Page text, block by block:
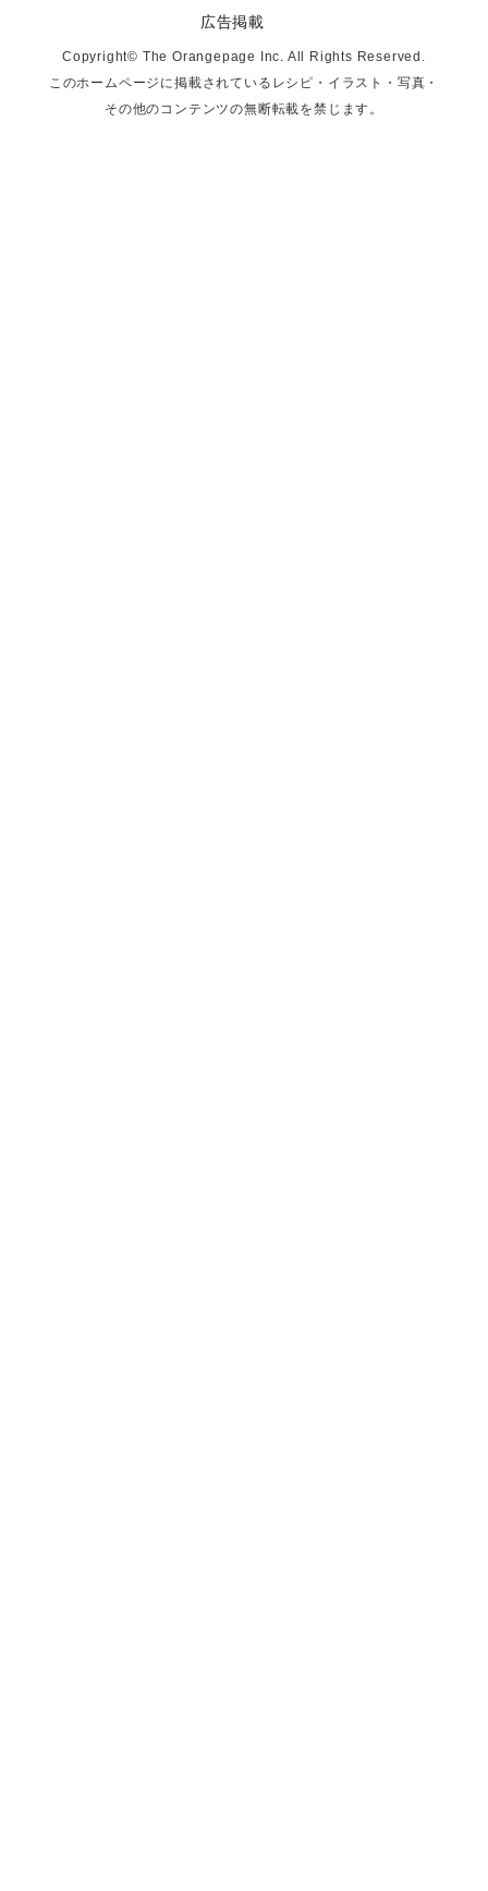
広告掲載
Copyright© The Orangepage Inc. All Rights Reserved.
このホームページに掲載されているレシピ・イラスト・写真・
その他のコンテンツの無断転載を禁じます。